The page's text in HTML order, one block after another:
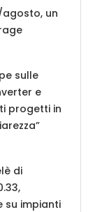
un
sulle
e
progetti in
di
su impianti